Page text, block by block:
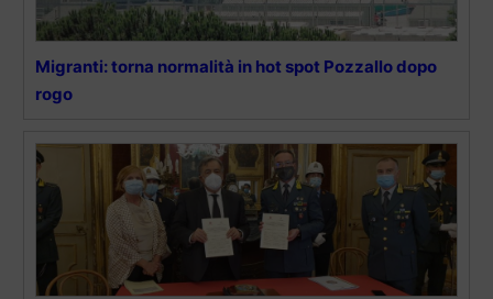
Migranti: torna normalità in hot spot Pozzallo dopo
rogo